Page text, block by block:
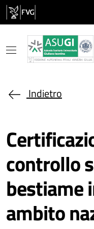
Salta al contenuto principale
Indietro
controllo
bestiame
ambito